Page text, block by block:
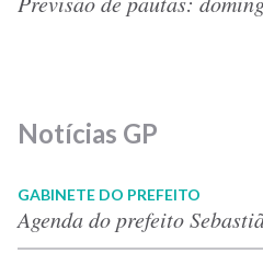
Notícias GP
GABINETE DO PREFEITO
Agenda do prefeito